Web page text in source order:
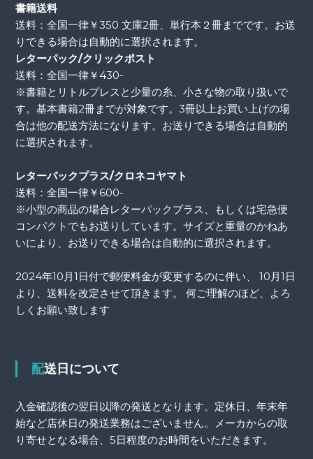
書籍送料
送料：全国一律￥350 文庫2冊、単行本２冊までです。お送
りできる場合は自動的に選択されます。
レターパック/クリックポスト
送料：全国一律￥430-
※書籍とリトルプレスと少量の糸、小さな物の取り扱いで
す。基本書籍2冊までが対象です。3冊以上お買い上げの場
合は他の配送方法になります。お送りできる場合は自動的
に選択されます。
レターパックプラス/クロネコヤマト
送料：全国一律￥600-
※小型の商品の場合レターパックプラス、もしくは宅急便
コンパクトでもお送りしています。サイズと重量のかねあ
いにより、お送りできる場合は自動的に選択されます。
2024年10月1日付で郵便料金が変更するのに伴い、 10月1日
より、送料を改定させて頂きます。 何ご理解のほど、よろ
しくお願い致します
配送日について
入金確認後の翌日以降の発送となります。定休日、年末年
始など店休日の発送業務はございません。メーカからの取
り寄せとなる場合、5日程度のお時間をいただきます。